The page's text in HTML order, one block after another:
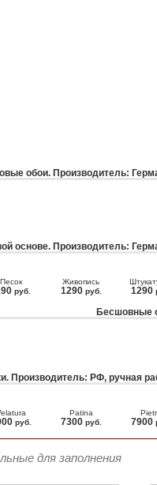
обои. Производитель:
основе. Производитель:
Песок
руб.
Живопись
1290 руб. 1290
Бесшовные
Производитель: РФ, ручная
руб.
Patina
7300 руб. 7900
для заполнения